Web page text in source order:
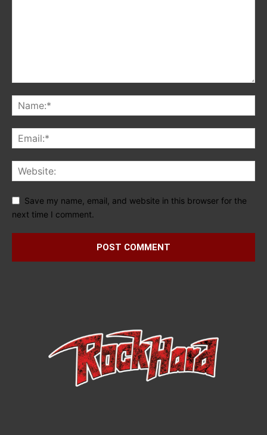
Save my name, email, and website in this browser for the
next time I comment.